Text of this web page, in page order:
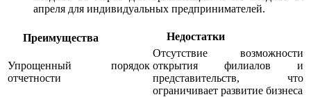
апреля для индивидуальных предпринимателей.
Преимущества Недостатки
Упрощенный порядок
отчетности
Отсутствие возможности
открытия филиалов и
представительств, что
ограничивает развитие бизнеса